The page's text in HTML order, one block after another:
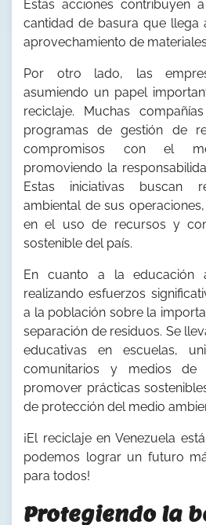
Estas acciones contribuyen
cantidad de basura que llega
aprovechamiento de
Por otro lado, las
asumiendo un papel
reciclaje. Muchas
programas de gestión de
compromisos con el
promoviendo la
Estas iniciativas buscan
ambiental de sus
en el uso de recursos y
sostenible del país.
En cuanto a la educación
realizando esfuerzos
a la población sobre la
separación de residuos. Se
educativas en escuelas,
comunitarios y medios de
promover prácticas
de protección del medio
¡El reciclaje en Venezuela
podemos lograr un futuro
para todos!
Protegiendo la